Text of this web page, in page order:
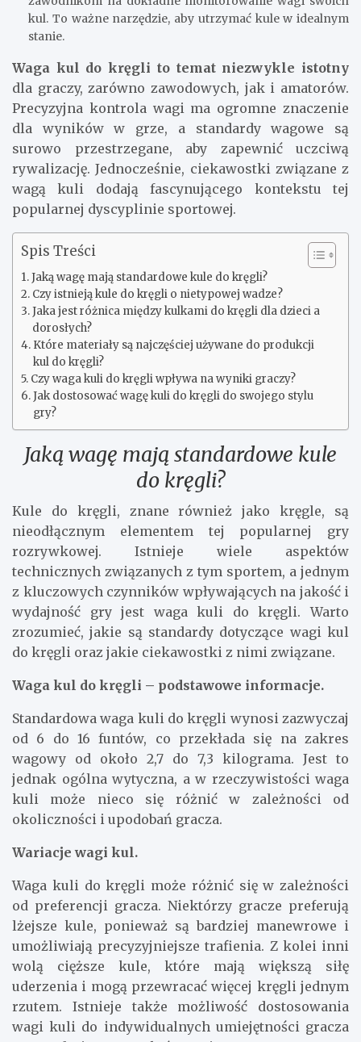
kul. To ważne narzędzie, aby utrzymać kule w idealnym
stanie.
Waga kul do kręgli to temat niezwykle istotny
dla graczy, zarówno zawodowych, jak i amatorów.
Precyzyjna kontrola wagi ma ogromne znaczenie
dla wyników w grze, a standardy wagowe są
surowo przestrzegane, aby zapewnić uczciwą
rywalizację. Jednocześnie, ciekawostki związane z
wagą kuli dodają fascynującego kontekstu tej
popularnej dyscyplinie sportowej.
Spis Treści
Jaką wagę mają standardowe kule do kręgli?
Czy istnieją kule do kręgli o nietypowej wadze?
Jaka jest różnica między kulkami do kręgli dla dzieci a
dorosłych?
Które materiały są najczęściej używane do produkcji
kul do kręgli?
Czy waga kuli do kręgli wpływa na wyniki graczy?
Jak dostosować wagę kuli do kręgli do swojego stylu
gry?
Jaką wagę mają standardowe kule
do kręgli?
Kule do kręgli, znane również jako kręgle, są
nieodłącznym elementem tej popularnej gry
rozrywkowej. Istnieje wiele aspektów
technicznych związanych z tym sportem, a jednym
z kluczowych czynników wpływających na jakość i
wydajność gry jest waga kuli do kręgli. Warto
zrozumieć, jakie są standardy dotyczące wagi kul
do kręgli oraz jakie ciekawostki z nimi związane.
Waga kul do kręgli – podstawowe informacje.
Standardowa waga kuli do kręgli wynosi zazwyczaj
od 6 do 16 funtów, co przekłada się na zakres
wagowy od około 2,7 do 7,3 kilograma. Jest to
jednak ogólna wytyczna, a w rzeczywistości waga
kuli może nieco się różnić w zależności od
okoliczności i upodobań gracza.
Wariacje wagi kul.
Waga kuli do kręgli może różnić się w zależności
od preferencji gracza. Niektórzy gracze preferują
lżejsze kule, ponieważ są bardziej manewrowe i
umożliwiają precyzyjniejsze trafienia. Z kolei inni
wolą cięższe kule, które mają większą siłę
uderzenia i mogą przewracać więcej kręgli jednym
rzutem. Istnieje także możliwość dostosowania
wagi kuli do indywidualnych umiejętności gracza